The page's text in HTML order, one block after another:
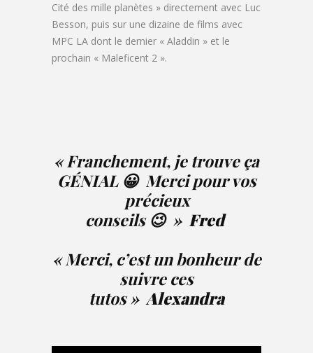
Cité des mille planètes » directement avec Luc
Besson, puis sur une dizaine de films avec
MPC LA dont le dernier « Aladdin » et le
prochain « Maleficent 2 ».
« Franchement, je trouve ça
GÉNIAL 😀 Merci pour vos
précieux
conseils 😉» Fred
« Merci, c’est un bonheur de
suivre ces
tutos »Alexandra